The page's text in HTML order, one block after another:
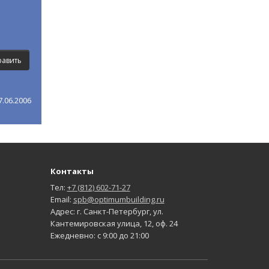
Контакты
Тел: +7 (812) 602-71-27
Email: spb@optimumbuilding.ru
Адрес: г. Санкт-Петербург, ул.
Кантемировская улица, 12, оф. 24
Ежедневно: с 9:00 до 21:00